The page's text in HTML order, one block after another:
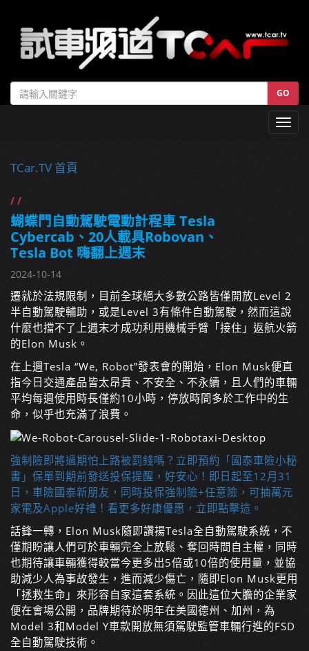
GO
TCar.TV 首頁
/ /
蝴蝶門自動駕駛電動計程車 Tesla
Cybercab、20人載具Robovan、
Tesla Bot 嗨翻上週末
2024-10-14
遷就於法規限制，目前全球絕大多數公路皆僅開放Level 2
半自動駕駛輔助，或是Level 3有條件自動駕駛，然而這說
什麼也擋不了上週末才成功利用機械手臂「接住」返航火箭
的Elon Musk。
在上週Tesla “We, Robot”發表會的開始，Elon Musk便直
指今日交通產品皆太昂貴、不安全、不永續，且人們的車輛
平均每週使用時長僅約10小時，停放時間多於工作中的生
命，似乎也充滿了浪費。
強制險即將過期怕上路被罰錢嗎？立即預約「國泰車險小秘
書」保單到期前發送投保提醒，好安心！即日起至12月31
日，車險國泰新朋友，同時投保強制險+任意險，可抽萬元
家電及Apple好禮！看更多好康優惠，立即點擊這。
話鋒一轉，Elon Musk隨即讚揚Tesla全自動駕駛系統，不
僅期盼讓人們可於車輛完全上放鬆、奪回時間自主權，同時
也期待讓車輛獲得較當今更多出5倍或10倍的使用量，並協
助減少人為事故發生，進而減少傷亡，隨即Elon Musk更用
「拯救生命」來形容自家這套系統。因此這位大膽的企業家
便在會場公開，品牌期待於明年在美國德州、加州，為
Model 3和Model Y車款開放無須駕駛監管車輛行進的FSD
全自動駕駛技術。